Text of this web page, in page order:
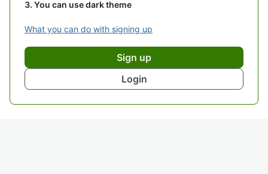
You can use dark theme
What you can do with signing up
Sign up
Login